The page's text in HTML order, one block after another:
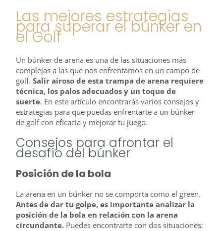
Las mejores estrategias
para superar el búnker en
el Golf
Un búnker de arena es una de las situaciones más
complejas a las que nos enfrentamos en un campo de
golf. Salir airoso de esta trampa de arena requiere
técnica, los palos adecuados y un toque de
suerte. En este artículo encontrarás varios consejos y
estrategias para que puedas enfrentarte a un búnker
de golf con eficacia y mejorar tu juego.
Consejos para afrontar el
desafío del búnker
Posición de la bola
La arena en un búnker no se comporta como el green.
Antes de dar tu golpe, es importante analizar la
posición de la bola en relación con la arena
circundante. Puedes encontrarte con dos situaciones: